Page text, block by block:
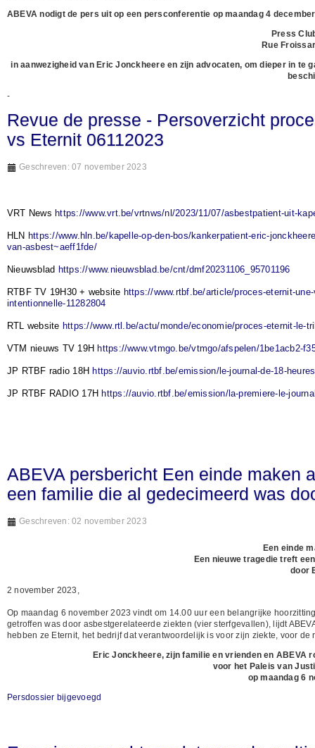
ABEVA nodigt de pers uit op een persconferentie op maandag 4
Press
Rue
in aanwezigheid van Eric Jonckheere en zijn advocaten, om dieper in te
-
Revue de presse - Persoverzicht
vs Eternit 06112023
Geschreven: 07 november 2023
VRT Newshttps://www.vrt.be/vrtnws/nl/2023/11/07/asbestpatient-uit-
HLN https://www.hln.be/kapelle-op-den-bos/kankerpatient-eric-
van-asbest~aeff1fde/
Nieuwsblad https://www.nieuwsblad.be/cnt/dmf20231106_95701196
RTBF TV 19H30 + website https://www.rtbf.be/article/proces-eternit-
intentionnelle-11282804
RTL website https://www.rtl.be/actu/monde/economie/proces-eternit-le-
VTM nieuws TV 19Hhttps://www.vtmgo.be/vtmgo/afspelen/1be1acb2-
JP RTBF radio 18Hhttps://auvio.rtbf.be/emission/le-journal-de-18-
JP RTBF RADIO 17Hhttps://auvio.rtbf.be/emission/la-premiere-le-
ABEVA persbericht Een einde maken
een familie die al gedecimeerd was
Geschreven: 02 november 2023
Een einde
Een nieuwe tragedie treft
door
2 november 2023,
Op maandag 6 november 2023 vindt om 14.00 uur een belangrijke
getroffen was door asbestgerelateerde ziekten (vier sterfgevallen), lijdt
hebben ze Eternit, het bedrijf dat verantwoordelijk is voor zijn ziekte, voor
Eric Jonckheere, zijn familie en vrienden en ABEVA
voor het Paleis van
op maandag 6
Persdossier bijgevoegd